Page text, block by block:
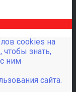
cookies на
знать,
ним
сайта.